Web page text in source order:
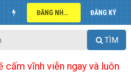
ĐĂNG NHẬP ĐĂNG KÝ
TÌM
cấm vĩnh viễn ngay và luôn